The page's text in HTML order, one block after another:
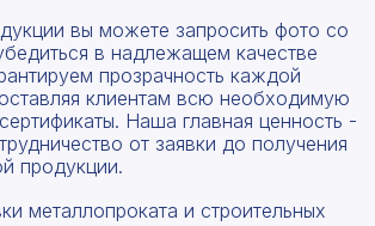
вы можете запросить фото со
в надлежащем качестве
прозрачность каждой
клиентам всю необходимую
Наша главная ценность -
от заявки до получения
продукции.
металлопроката и строительных